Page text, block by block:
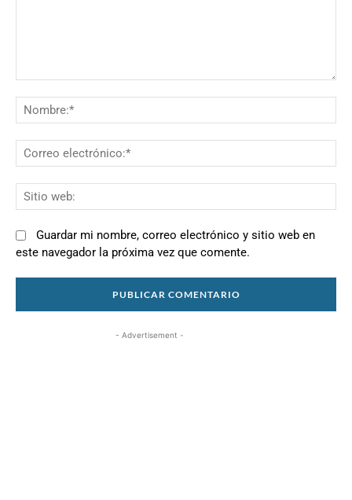
Guardar mi nombre, correo electrónico y sitio web en
este navegador la próxima vez que comente.
- Advertisement -